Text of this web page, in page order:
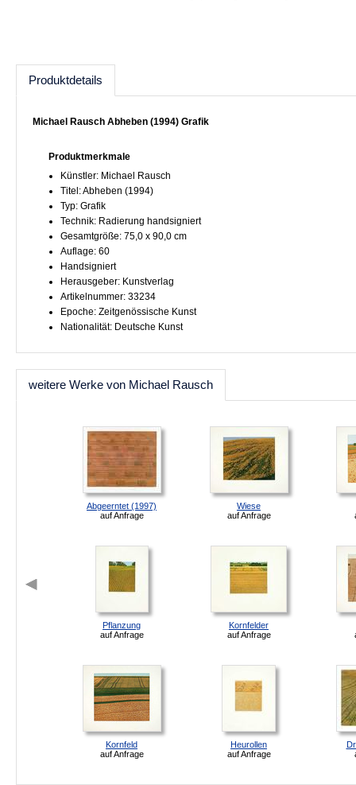
Produktdetails
Michael Rausch Abheben (1994) Grafik
Produktmerkmale
Künstler: Michael Rausch
Titel: Abheben (1994)
Typ: Grafik
Technik: Radierung handsigniert
Gesamtgröße: 75,0 x 90,0 cm
Auflage: 60
Handsigniert
Herausgeber: Kunstverlag
Artikelnummer: 33234
Epoche: Zeitgenössische Kunst
Nationalität: Deutsche Kunst
weitere Werke von Michael Rausch
Abgeerntet (1997)
auf Anfrage
Wiese
auf Anfrage
Pflanzung
auf Anfrage
Kornfelder
auf Anfrage
Kornfeld
auf Anfrage
Heurollen
auf Anfrage